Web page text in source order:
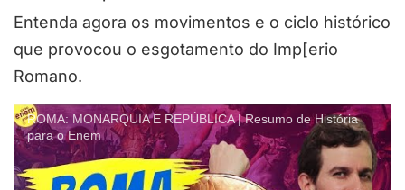
Entenda agora os movimentos e o ciclo histórico
que provocou o esgotamento do Imp[erio
Romano.
ROMA: MONARQUIA E REPÚBLICA | Resumo de História
para o Enem